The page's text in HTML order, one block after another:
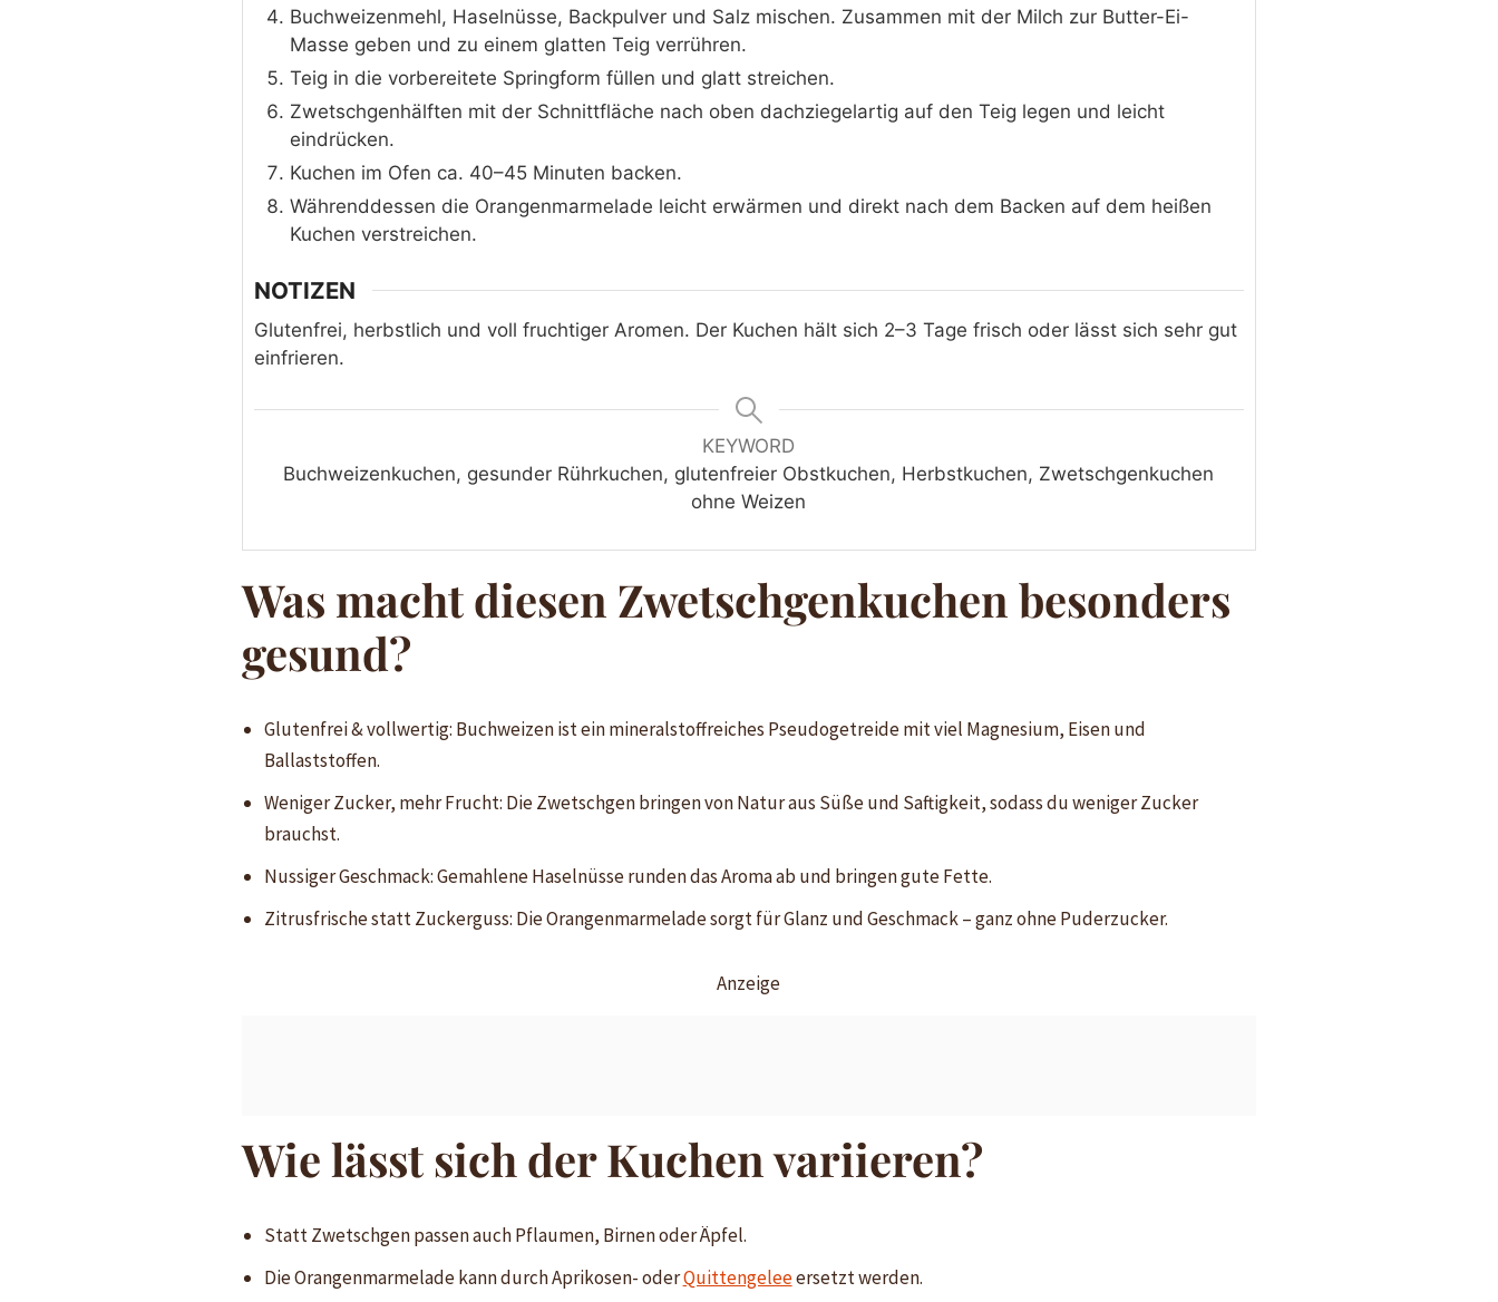
Buchweizenmehl, Haselnüsse, Backpulver und Salz mischen. Zusammen mit der Milch zur Butter-Ei-
Masse geben und zu einem glatten Teig verrühren.
Teig in die vorbereitete Springform füllen und glatt streichen.
Zwetschgenhälften mit der Schnittfläche nach oben dachziegelartig auf den Teig legen und leicht
eindrücken.
Kuchen im Ofen ca. 40–45 Minuten backen.
Währenddessen die Orangenmarmelade leicht erwärmen und direkt nach dem Backen auf dem heißen
Kuchen verstreichen.
NOTIZEN
Glutenfrei, herbstlich und voll fruchtiger Aromen. Der Kuchen hält sich 2–3 Tage frisch oder lässt sich sehr gut
einfrieren.
KEYWORD
Buchweizenkuchen, gesunder Rührkuchen, glutenfreier Obstkuchen, Herbstkuchen, Zwetschgenkuchen
ohne Weizen
Was macht diesen Zwetschgenkuchen besonders
gesund?
Glutenfrei & vollwertig: Buchweizen ist ein mineralstoffreiches Pseudogetreide mit viel Magnesium, Eisen und
Ballaststoffen.
Weniger Zucker, mehr Frucht: Die Zwetschgen bringen von Natur aus Süße und Saftigkeit, sodass du weniger Zucker
brauchst.
Nussiger Geschmack: Gemahlene Haselnüsse runden das Aroma ab und bringen gute Fette.
Zitrusfrische statt Zuckerguss: Die Orangenmarmelade sorgt für Glanz und Geschmack – ganz ohne Puderzucker.
Anzeige
Wie lässt sich der Kuchen variieren?
Statt Zwetschgen passen auch Pflaumen, Birnen oder Äpfel.
Die Orangenmarmelade kann durch Aprikosen- oderQuittengeleeersetzt werden.